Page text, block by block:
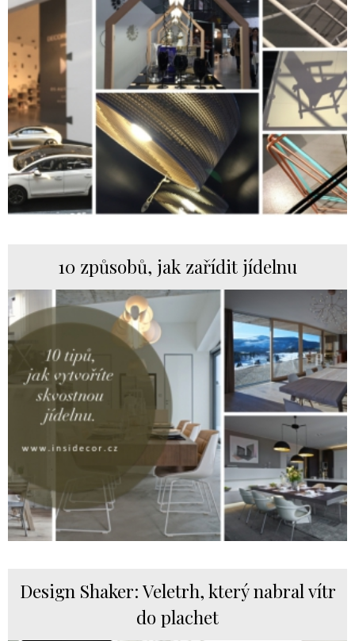
10 způsobů, jak zařídit jídelnu
Design Shaker: Veletrh, který nabral vítr
do plachet